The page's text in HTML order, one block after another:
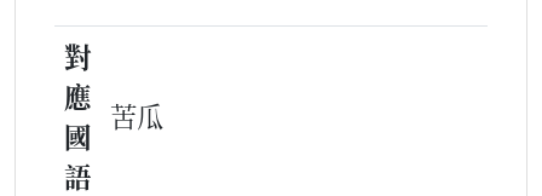
對
應
國
語
苦瓜